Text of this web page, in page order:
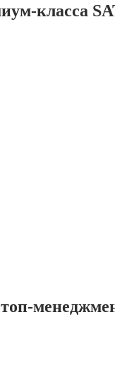
класса